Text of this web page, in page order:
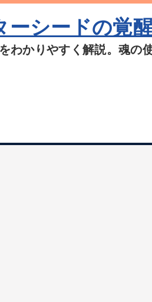
シードの覚醒
わかりやすく解説。魂の